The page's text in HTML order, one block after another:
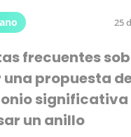
25
frecuentes
propuesta
significativa
un anillo